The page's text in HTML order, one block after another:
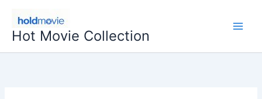
content
Hot Movie Collection